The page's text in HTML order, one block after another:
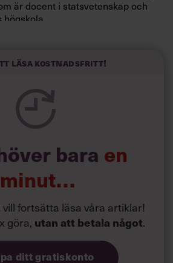
är docent i statsvetenskap och
båda fötterna på jorden. Hellre
är hur jag brukar sammanfatta de
för fram i undersökningar.”
Siri Wikander: ”Led som i
läsa kostnadsfritt!
bara en
minut…
fortsätta läsa våra artiklar!
göra, utan att betala något.
ditt gratiskonto